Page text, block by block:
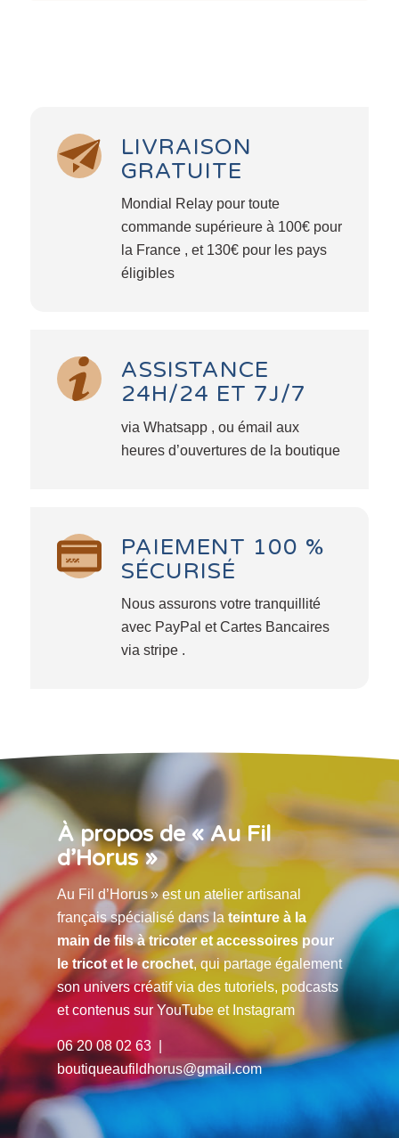
LIVRAISON
GRATUITE
Mondial Relay pour toute
commande supérieure à 100€ pour
la France , et 130€ pour les pays
éligibles
ASSISTANCE
24H/24 ET 7J/7
via Whatsapp , ou émail aux
heures d’ouvertures de la boutique
PAIEMENT 100 %
SÉCURISÉ
Nous assurons votre tranquillité
avec PayPal et Cartes Bancaires
via stripe .
À propos de « Au Fil
d’Horus »
Au Fil d’Horus » est un atelier artisanal
français spécialisé dans la teinture à la
main de fils à tricoter et accessoires pour
le tricot et le crochet, qui partage également
son univers créatif via des tutoriels, podcasts
et contenus sur YouTube et Instagram
06 20 08 02 63 |
boutiqueaufildhorus@gmail.com